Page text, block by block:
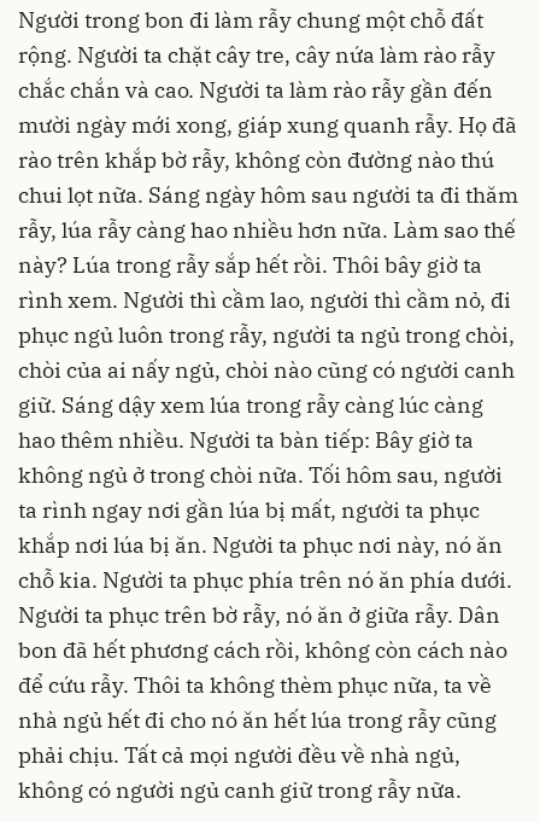
Người trong bon đi làm rẫy chung một chỗ đất
rộng. Người ta chặt cây tre, cây nứa làm rào rẫy
chắc chắn và cao. Người ta làm rào rẫy gần đến
mười ngày mới xong, giáp xung quanh rẫy. Họ đã
rào trên khắp bờ rẫy, không còn đường nào thú
chui lọt nữa. Sáng ngày hôm sau người ta đi thăm
rẫy, lúa rẫy càng hao nhiều hơn nữa. Làm sao thế
này? Lúa trong rẫy sắp hết rồi. Thôi bây giờ ta
rình xem. Người thì cầm lao, người thì cầm nỏ, đi
phục ngủ luôn trong rẫy, người ta ngủ trong chòi,
chòi của ai nấy ngủ, chòi nào cũng có người canh
giữ. Sáng dậy xem lúa trong rẫy càng lúc càng
hao thêm nhiều. Người ta bàn tiếp: Bây giờ ta
không ngủ ở trong chòi nữa. Tối hôm sau, người
ta rình ngay nơi gần lúa bị mất, người ta phục
khắp nơi lúa bị ăn. Người ta phục nơi này, nó ăn
chỗ kia. Người ta phục phía trên nó ăn phía dưới.
Người ta phục trên bờ rẫy, nó ăn ở giữa rẫy. Dân
bon đã hết phương cách rồi, không còn cách nào
để cứu rẫy. Thôi ta không thèm phục nữa, ta về
nhà ngủ hết đi cho nó ăn hết lúa trong rẫy cũng
phải chịu. Tất cả mọi người đều về nhà ngủ,
không có người ngủ canh giữ trong rẫy nữa.